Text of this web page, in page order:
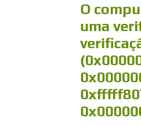
O
uma